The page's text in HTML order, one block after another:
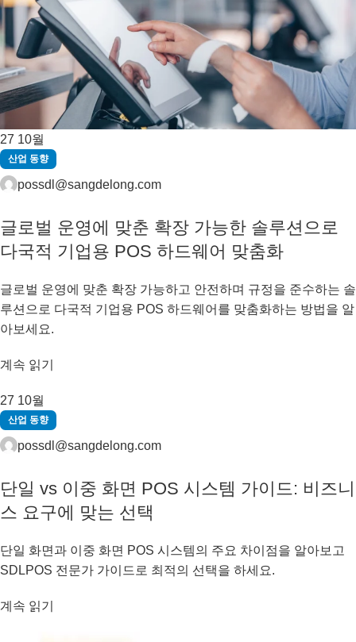
27 10월
산업 동향
possdl@sangdelong.com
글로벌 운영에 맞춘 확장 가능한 솔루션으로
다국적 기업용 POS 하드웨어 맞춤화
글로벌 운영에 맞춘 확장 가능하고 안전하며 규정을 준수하는 솔
루션으로 다국적 기업용 POS 하드웨어를 맞춤화하는 방법을 알
아보세요.
계속 읽기
27 10월
산업 동향
possdl@sangdelong.com
단일 vs 이중 화면 POS 시스템 가이드: 비즈니
스 요구에 맞는 선택
단일 화면과 이중 화면 POS 시스템의 주요 차이점을 알아보고
SDLPOS 전문가 가이드로 최적의 선택을 하세요.
계속 읽기